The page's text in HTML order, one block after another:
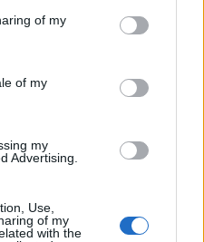
behaviour. You may click to
and its third-party tags to
purposes in below Google
of my
of my
my
Advertising.
Use,
of my
with the
συνεχίζουν μαζί: Ανανέωση
της συνεργασίας τους μέχρι